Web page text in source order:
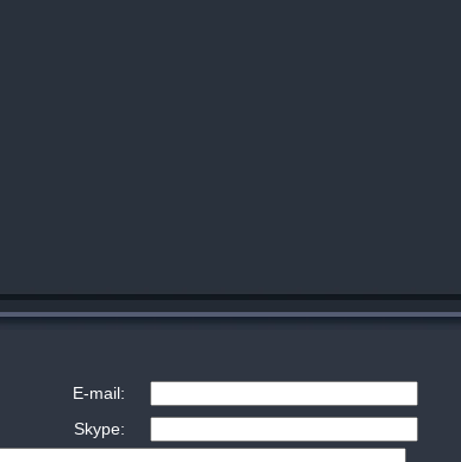
E-mail:
Skype: